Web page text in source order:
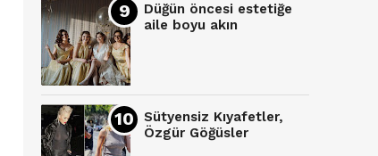
Düğün öncesi estetiğe
aile boyu akın
Sütyensiz Kıyafetler,
Özgür Göğüsler